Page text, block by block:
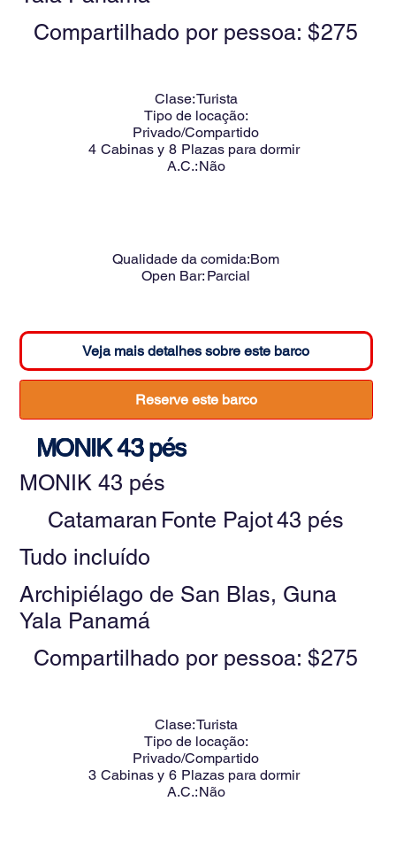
Compartilhado por pessoa: $275
Clase:Turista
Tipo de locação:
Privado/Compartido
4 Cabinas y 8 Plazas para dormir
A.C.:Não
Qualidade da comida:Bom
Open Bar: Parcial
Veja mais detalhes sobre este barco
Reserve este barco
MONIK 43 pés
MONIK 43 pés
Catamaran Fonte Pajot43 pés
Tudo incluído
Archipiélago de San Blas, Guna
Yala Panamá
Compartilhado por pessoa: $275
Clase:Turista
Tipo de locação:
Privado/Compartido
3 Cabinas y 6 Plazas para dormir
A.C.:Não